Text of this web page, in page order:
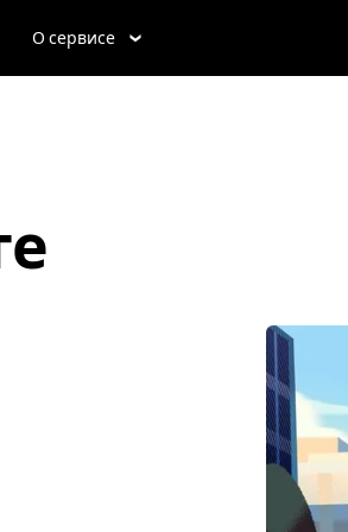
О сервисе